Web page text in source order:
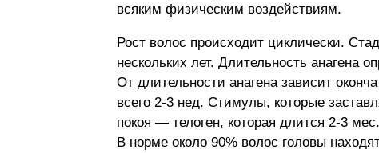
всяким физическим воздействиям.
Рост волос происходит циклически.
нескольких лет. Длительность анагена
От длительности анагена зависит
всего 2-3 нед. Стимулы, которые
покоя — телоген, которая длится 2-3
В норме около 90% волос головы